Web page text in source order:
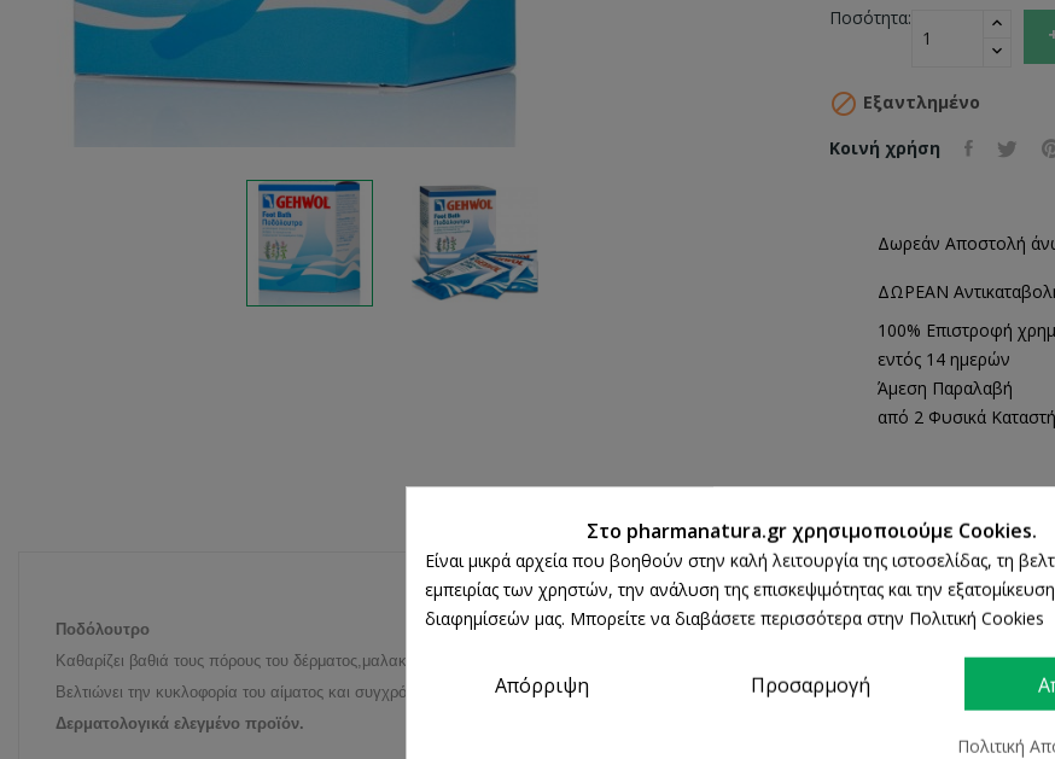
Ποσότητα:
 Εξαντλημένο
Κοινή χρήση
Δωρεάν Αποστολή
ΔΩΡΕΑΝ
100% Επιστροφή
εντός 14 ημερών
Άμεση Παραλαβή
από 2 Φυσικά
ΠΕΡΙΓΡΑΦΉ ΛΕΠΤΟΜΈΡΕΙΕΣ ΠΡΟΪΌΝΤΟΣ
Ποδόλουτρο
Καθαρίζει βαθιά τους πόρους του δέρματος,μαλακώνει σκληρύνσεις και κάλους,φρεσκάρει και καταπολεμά την κακοσμία των ποδιών.
Βελτιώνει την κυκλοφορία του αίματος και συγχρόνως προσφέρει αποσμητική προστασία που διαρκεί,χάρη στη μοναδική του σύνθεση από
Δερματολογικά ελεγμένο προϊόν.
Στο pharmanatura.gr χρησιμοποιούμε Cookies.
Είναι μικρά αρχεία που βοηθούν στην καλή λειτουργία της ιστοσελίδας, τη
εμπειρίας των χρηστών, την ανάλυση της επισκεψιμότητας και την
διαφημίσεών μας. Μπορείτε να διαβάσετε περισσότερα στην Πολιτική Cookies
Απόρριψη Προσαρμογή
Πολιτική